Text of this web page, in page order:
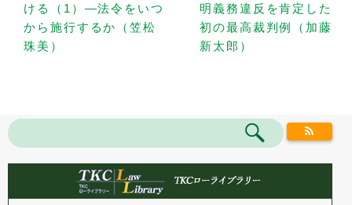
ける（1）—法令をいつ
から施行するか（笠松
珠美）
明義務違反を肯定した
初の最高裁判例（加藤
新太郎）